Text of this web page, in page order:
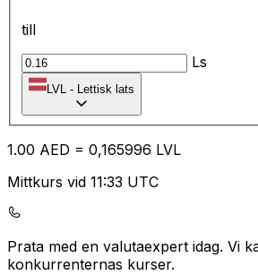
till
Ls
LVL - Lettisk lats
1.00 AED = 0,165996 LVL
Mittkurs vid 11:33 UTC
Prata med en valutaexpert idag. Vi
konkurrenternas kurser.